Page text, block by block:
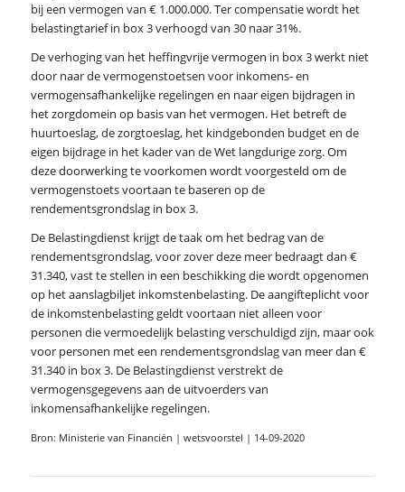
bij een vermogen van € 1.000.000. Ter compensatie wordt het
belastingtarief in box 3 verhoogd van 30 naar 31%.
De verhoging van het heffingvrije vermogen in box 3 werkt niet
door naar de vermogenstoetsen voor inkomens- en
vermogensafhankelijke regelingen en naar eigen bijdragen in
het zorgdomein op basis van het vermogen. Het betreft de
huurtoeslag, de zorgtoeslag, het kindgebonden budget en de
eigen bijdrage in het kader van de Wet langdurige zorg. Om
deze doorwerking te voorkomen wordt voorgesteld om de
vermogenstoets voortaan te baseren op de
rendementsgrondslag in box 3.
De Belastingdienst krijgt de taak om het bedrag van de
rendementsgrondslag, voor zover deze meer bedraagt dan €
31.340, vast te stellen in een beschikking die wordt opgenomen
op het aanslagbiljet inkomstenbelasting. De aangifteplicht voor
de inkomstenbelasting geldt voortaan niet alleen voor
personen die vermoedelijk belasting verschuldigd zijn, maar ook
voor personen met een rendementsgrondslag van meer dan €
31.340 in box 3. De Belastingdienst verstrekt de
vermogensgegevens aan de uitvoerders van
inkomensafhankelijke regelingen.
Bron: Ministerie van Financiën | wetsvoorstel | 14-09-2020